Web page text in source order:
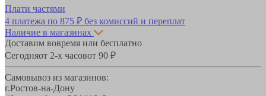
Плати частями
4 платежа по 875 ₽ без комиссий и переплат
Наличие в магазинах
Доставим вовремя или бесплатно
Сегодняот 2-х часовот 90 ₽
Самовывоз из магазинов:
г.Ростов-на-Дону